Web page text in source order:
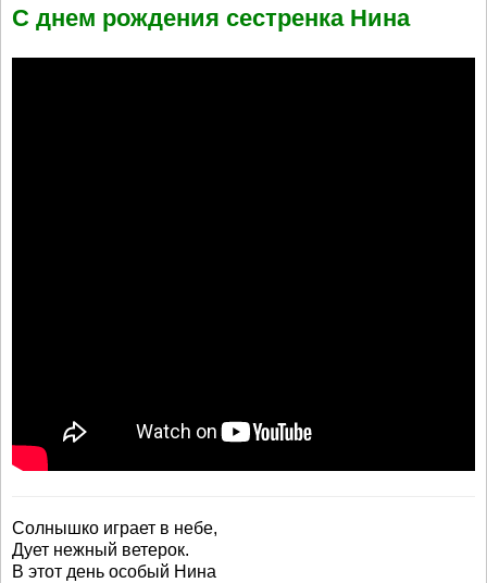
С днем рождения сестренка Нина
Солнышко играет в небе,
Дует нежный ветерок.
В этот день особый Нина